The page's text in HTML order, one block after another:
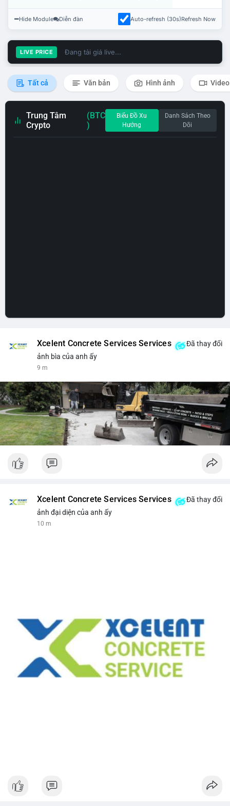
Hide Module Diễn đàn Auto-refresh (30s)Refresh Now
LIVE PRICE Đang tải giá live...
Tất cả Văn bản Hình ảnh Video
Trung Tâm
Crypto
(BTC
)
Biểu Đồ Xu
Hướng
Danh Sách Theo
Dõi
Xcelent Concrete Services Services
Đã thay đổi
ảnh bìa của anh ấy
9 m
Xcelent Concrete Services Services
Đã thay đổi
ảnh đại diện của anh ấy
10 m